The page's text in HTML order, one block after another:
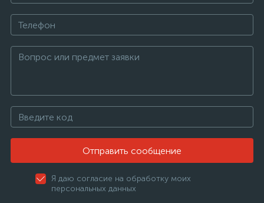
Отправить сообщение
Я даю согласие на обработку моих
персональных данных